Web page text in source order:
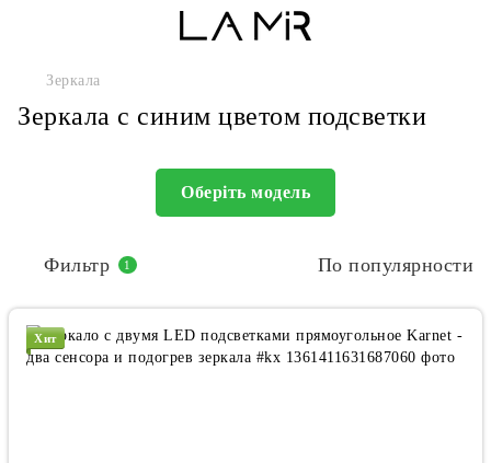
Зеркала
Зеркала с синим цветом подсветки
Оберіть модель
Фильтр 1 По популярности
Хит